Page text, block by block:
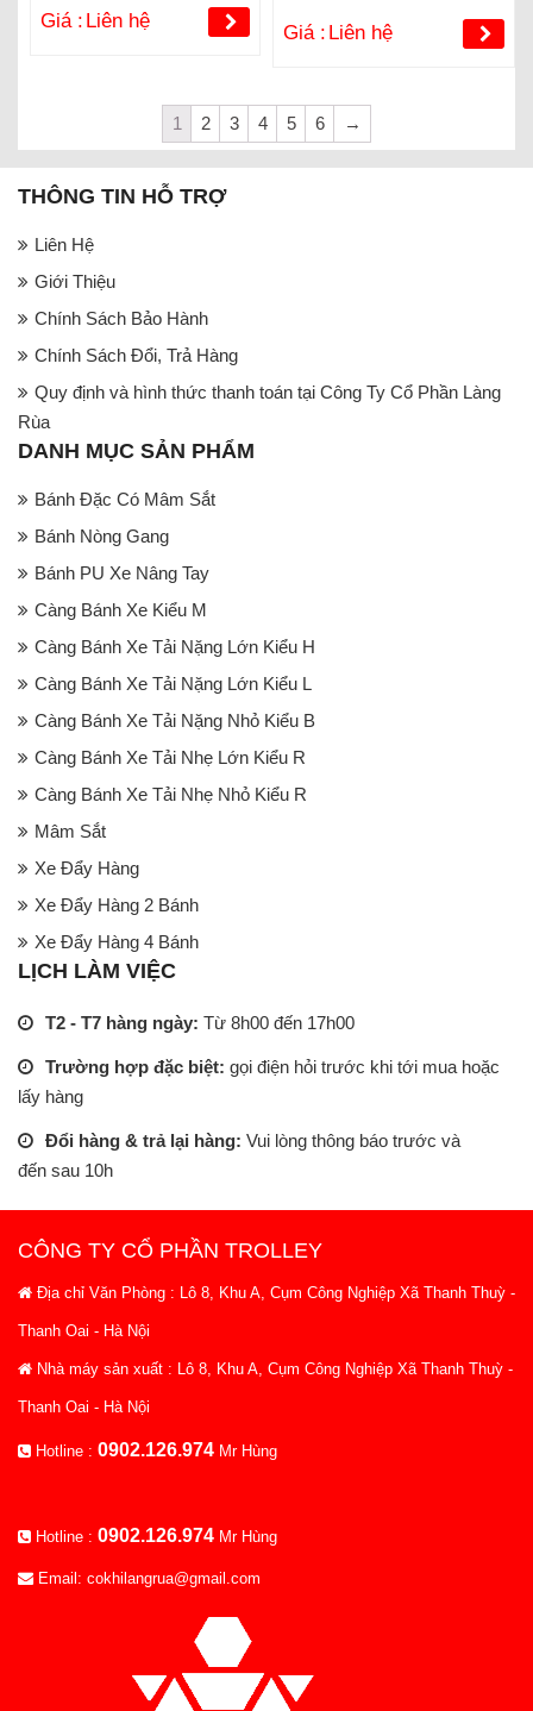
Giá : Liên hệ
Giá : Liên hệ
1 2 3 4 5 6 →
THÔNG TIN HỖ TRỢ
Liên Hệ
Giới Thiệu
Chính Sách Bảo Hành
Chính Sách Đổi, Trả Hàng
Quy định và hình thức thanh toán tại Công Ty Cổ Phần Làng
Rùa
DANH MỤC SẢN PHẨM
Bánh Đặc Có Mâm Sắt
Bánh Nòng Gang
Bánh PU Xe Nâng Tay
Càng Bánh Xe Kiểu M
Càng Bánh Xe Tải Nặng Lớn Kiểu H
Càng Bánh Xe Tải Nặng Lớn Kiểu L
Càng Bánh Xe Tải Nặng Nhỏ Kiểu B
Càng Bánh Xe Tải Nhẹ Lớn Kiểu R
Càng Bánh Xe Tải Nhẹ Nhỏ Kiểu R
Mâm Sắt
Xe Đẩy Hàng
Xe Đẩy Hàng 2 Bánh
Xe Đẩy Hàng 4 Bánh
LỊCH LÀM VIỆC
T2 - T7 hàng ngày: Từ 8h00 đến 17h00
Trường hợp đặc biệt: gọi điện hỏi trước khi tới mua hoặc
lấy hàng
Đổi hàng & trả lại hàng: Vui lòng thông báo trước và
đến sau 10h
CÔNG TY CỔ PHẦN TROLLEY
Địa chỉ Văn Phòng : Lô 8, Khu A, Cụm Công Nghiệp Xã Thanh Thuỳ -
Thanh Oai - Hà Nội
Nhà máy sản xuất : Lô 8, Khu A, Cụm Công Nghiệp Xã Thanh Thuỳ -
Thanh Oai - Hà Nội
Hotline : 0902.126.974 Mr Hùng
Hotline : 0902.126.974 Mr Hùng
Email: cokhilangrua@gmail.com